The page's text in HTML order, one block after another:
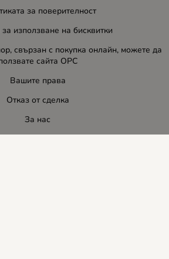
за поверителност
използване на бисквитки
свързан с покупка онлайн, можете да
сайта ОРС
Вашите права
Отказ от сделка
За нас